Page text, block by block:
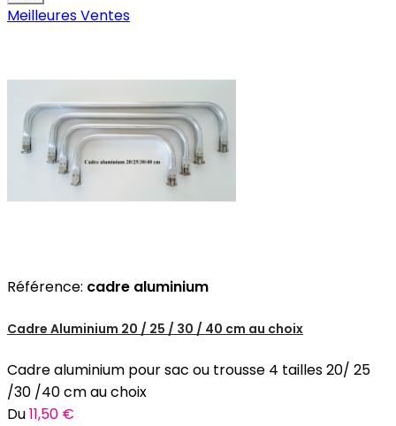
Meilleures Ventes
Référence: cadre aluminium
Cadre Aluminium 20 / 25 / 30 / 40 cm au choix
Cadre aluminium pour sac ou trousse 4 tailles 20/ 25
/30 /40 cm au choix
Du11,50 €